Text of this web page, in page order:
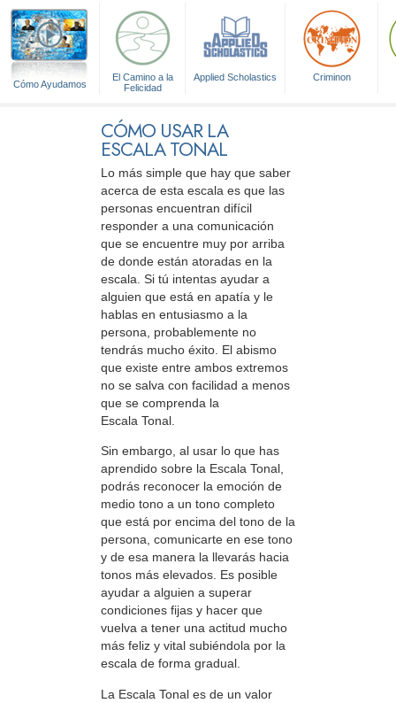
Cómo Ayudamos
El Camino a la
Felicidad
Applied Scholastics Criminon
CÓMO USAR LA
ESCALA TONAL
Lo más simple que hay que saber
acerca de esta escala es que las
personas encuentran difícil
responder a una comunicación
que se encuentre muy por arriba
de donde están atoradas en la
escala. Si tú intentas ayudar a
alguien que está en apatía y le
hablas en entusiasmo a la
persona, probablemente no
tendrás mucho éxito. El abismo
que existe entre ambos extremos
no se salva con facilidad a menos
que se comprenda la
Escala Tonal.
Sin embargo, al usar lo que has
aprendido sobre la Escala Tonal,
podrás reconocer la emoción de
medio tono a un tono completo
que está por encima del tono de la
persona, comunicarte en ese tono
y de esa manera la llevarás hacia
tonos más elevados. Es posible
ayudar a alguien a superar
condiciones fijas y hacer que
vuelva a tener una actitud mucho
más feliz y vital subiéndola por la
escala de forma gradual.
La Escala Tonal es de un valor